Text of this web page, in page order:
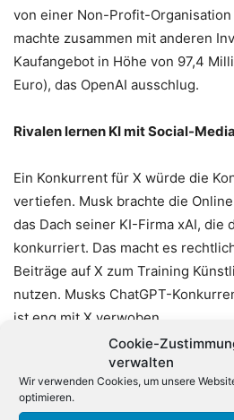
Cookie-
verwalten
Wir verwenden Cookies, um unsere
optimieren.
von einer Non-Profit-
machte zusammen mit anderen
Kaufangebot in Höhe von 97,4
Euro), das OpenAI ausschlug.
Rivalen lernen KI mit Social-
Ein Konkurrent für X würde die
vertiefen. Musk brachte die
das Dach seiner KI-Firma xAI, die
konkurriert. Das macht es
Beiträge auf X zum Training
nutzen. Musks ChatGPT-
ist eng mit X verwoben.
Auch der Facebook-Konzern
Beiträge auf seinen Plattformen
Software Meta AI zu trainieren.